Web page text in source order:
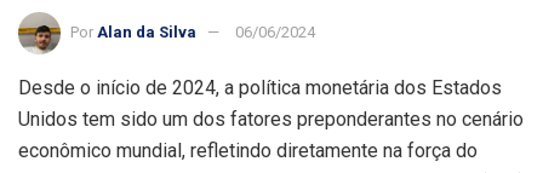
Por Alan da Silva 06/06/2024
Desde o início de 2024, a política monetária dos Estados
Unidos tem sido um dos fatores preponderantes no cenário
econômico mundial, refletindo diretamente na força do